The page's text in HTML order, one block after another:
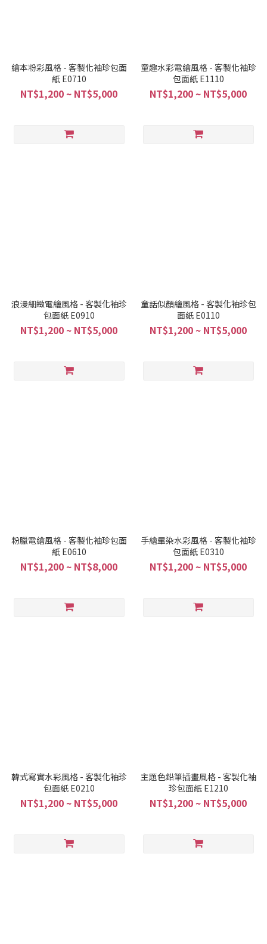
繪本粉彩風格 - 客製化袖珍包面
紙 E0710
NT$1,200 ~ NT$5,000
童趣水彩電繪風格 - 客製化袖珍
包面紙 E1110
NT$1,200 ~ NT$5,000
浪漫細緻電繪風格 - 客製化袖珍
包面紙 E0910
NT$1,200 ~ NT$5,000
童話似顏繪風格 - 客製化袖珍包
面紙 E0110
NT$1,200 ~ NT$5,000
粉臘電繪風格 - 客製化袖珍包面
紙 E0610
NT$1,200 ~ NT$8,000
手繪暈染水彩風格 - 客製化袖珍
包面紙 E0310
NT$1,200 ~ NT$5,000
韓式寫實水彩風格 - 客製化袖珍
包面紙 E0210
NT$1,200 ~ NT$5,000
主題色鉛筆插畫風格 - 客製化袖
珍包面紙 E1210
NT$1,200 ~ NT$5,000